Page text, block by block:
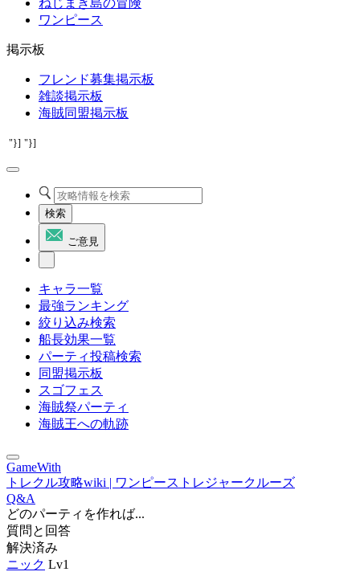
ねじまき島の冒険
ワンピース
掲示板
フレンド募集掲示板
雑談掲示板
海賊同盟掲示板
"}] "}]
検索
ご意見
キャラ一覧
最強ランキング
絞り込み検索
船長効果一覧
パーティ投稿検索
同盟掲示板
スゴフェス
海賊祭パーティ
海賊王への軌跡
GameWith
トレクル攻略wiki | ワンピーストレジャークルーズ
Q&A
どのパーティを作れば...
質問と回答
解決済み
ニック Lv1